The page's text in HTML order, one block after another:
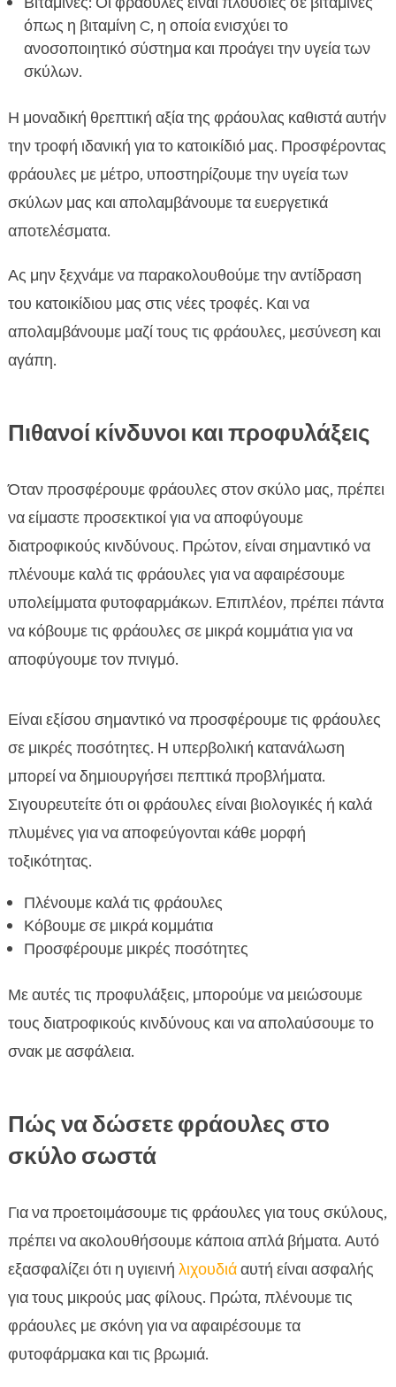
όπως η βιταμίνη C, η οποία ενισχύει το
ανοσοποιητικό σύστημα και προάγει την υγεία των
σκύλων.
Η μοναδική θρεπτική αξία της φράουλας καθιστά αυτήν
την τροφή ιδανική για το κατοικίδιό μας. Προσφέροντας
φράουλες με μέτρο, υποστηρίζουμε την υγεία των
σκύλων μας και απολαμβάνουμε τα ευεργετικά
αποτελέσματα.
Ας μην ξεχνάμε να παρακολουθούμε την αντίδραση
του κατοικίδιου μας στις νέες τροφές. Και να
απολαμβάνουμε μαζί τους τις φράουλες, μεσύνεση και
αγάπη.
Πιθανοί κίνδυνοι και προφυλάξεις
Όταν προσφέρουμε φράουλες στον σκύλο μας, πρέπει
να είμαστε προσεκτικοί για να αποφύγουμε
διατροφικούς κινδύνους. Πρώτον, είναι σημαντικό να
πλένουμε καλά τις φράουλες για να αφαιρέσουμε
υπολείμματα φυτοφαρμάκων. Επιπλέον, πρέπει πάντα
να κόβουμε τις φράουλες σε μικρά κομμάτια για να
αποφύγουμε τον πνιγμό.
Είναι εξίσου σημαντικό να προσφέρουμε τις φράουλες
σε μικρές ποσότητες. Η υπερβολική κατανάλωση
μπορεί να δημιουργήσει πεπτικά προβλήματα.
Σιγουρευτείτε ότι οι φράουλες είναι βιολογικές ή καλά
πλυμένες για να αποφεύγονται κάθε μορφή
τοξικότητας.
Πλένουμε καλά τις φράουλες
Κόβουμε σε μικρά κομμάτια
Προσφέρουμε μικρές ποσότητες
Με αυτές τις προφυλάξεις, μπορούμε να μειώσουμε
τους διατροφικούς κινδύνους και να απολαύσουμε το
σνακ με ασφάλεια.
Πώς να δώσετε φράουλες στο
σκύλο σωστά
Για να προετοιμάσουμε τις φράουλες για τους σκύλους,
πρέπει να ακολουθήσουμε κάποια απλά βήματα. Αυτό
εξασφαλίζει ότι η υγιεινή λιχουδιάαυτή είναι ασφαλής
για τους μικρούς μας φίλους. Πρώτα, πλένουμε τις
φράουλες με σκόνη για να αφαιρέσουμε τα
φυτοφάρμακα και τις βρωμιά.